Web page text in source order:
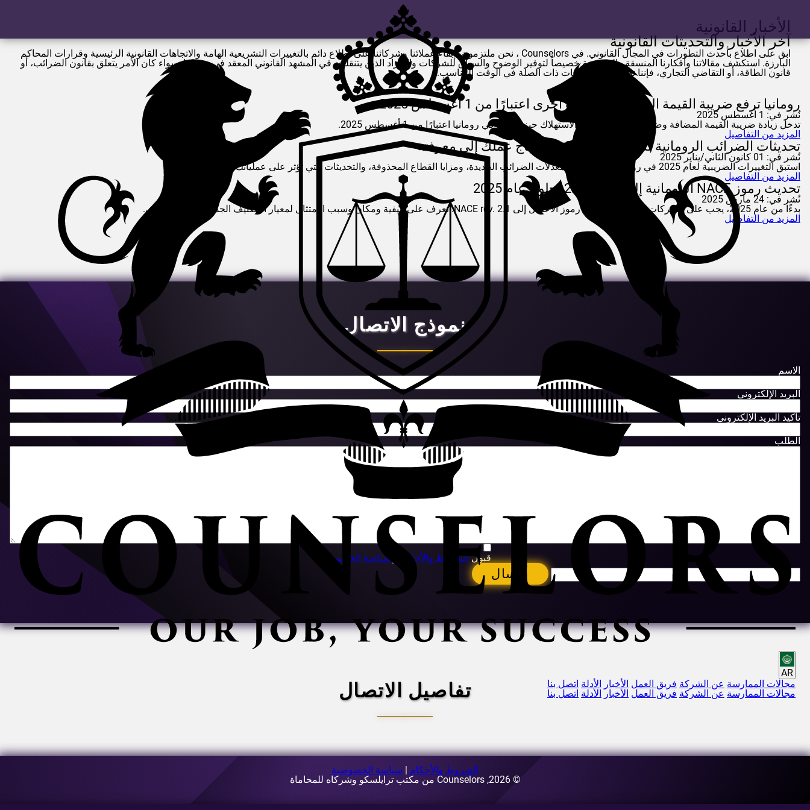
AR
مجالات الممارسة عن الشركة فريق العمل الأخبار الأدلة اتصل بنا
مجالات الممارسة عن الشركة فريق العمل الأخبار الأدلة اتصل بنا
الأخبار القانونية
آخر الأخبار والتحديثات القانونية
ابق على اطلاع بأحدث التطورات في المجال القانوني. في Counselors ، نحن ملتزمون بإبقاء عملائنا وشركائنا على اطلاع دائم بالتغييرات التشريعية الهامة والاتجاهات القانونية الرئيسية وقرارات المحاكم
البارزة. استكشف مقالاتنا وأفكارنا المنسقة والمصممة خصيصاً لتوفير الوضوح والسياق للشركات والأفراد الذين يتنقلون في المشهد القانوني المعقد في رومانيا. سواء كان الأمر يتعلق بقانون الضرائب، أو
قانون الطاقة، أو التقاضي التجاري، فإننا نوفر لك المعلومات ذات الصلة في الوقت المناسب.
رومانيا ترفع ضريبة القيمة المضافة وضرائب أخرى اعتبارًا من 1 أغسطس 2025
نُشر في: 1 أغسطس 2025
تدخل زيادة ضريبة القيمة المضافة وضريبة الأرباح وضريبة الاستهلاك حيز التنفيذ في رومانيا اعتبارًا من 1 أغسطس 2025.
المزيد من التفاصيل
تحديثات الضرائب الرومانية لشهر يناير 2025: ما يحتاج عملك إلى معرفته
نُشر في: 01 كانون الثاني/يناير 2025
استبق التغييرات الضريبية لعام 2025 في رومانيا. تعرف على معدلات الضرائب الجديدة، ومزايا القطاع المحذوفة، والتحديثات التي تؤثر على عملياتك التجارية
المزيد من التفاصيل
تحديث رموز NACE الرومانية إلى التنقيح 2.1 بحلول عام 2025
نُشر في: 24 مارس 2025
بدءًا من عام 2025، يجب على الشركات الرومانية تحديث رموز الأعمال إلى NACE rev. 2.1. تعرف على كيفية ومكان وسبب الامتثال لمعيار التصنيف الجديد للاتحاد الأوروبي.
المزيد من التفاصيل
نموذج الاتصال
الاسم
البريد الإلكتروني
تأكيد البريد الإلكتروني
الطلب
قبولالشروط والأحكام وسياسة الخصوصية
إرسال
تفاصيل الاتصال
الشروط والأحكام | سياسة الخصوصية
© 2026, Counselors من مكتب ترايلسكو وشركاه للمحاماة